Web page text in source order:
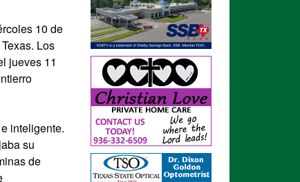
10 de
Los
jueves 11
inteligente.
su
de